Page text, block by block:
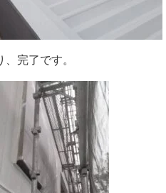
、完了です。